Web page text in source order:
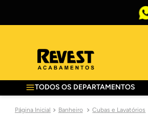
TODOS OS DEPARTAMENTOS
Banheiro Cubas e Lavatórios